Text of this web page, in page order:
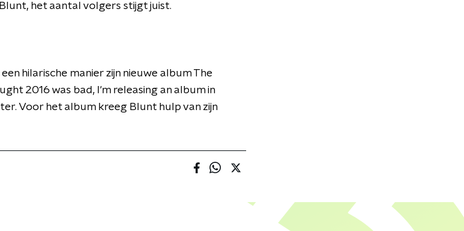
het aantal volgers stijgt juist.
hilarische manier zijn nieuwe album The
2016 was bad, I'm releasing an album in
Voor het album kreeg Blunt hulp van zijn